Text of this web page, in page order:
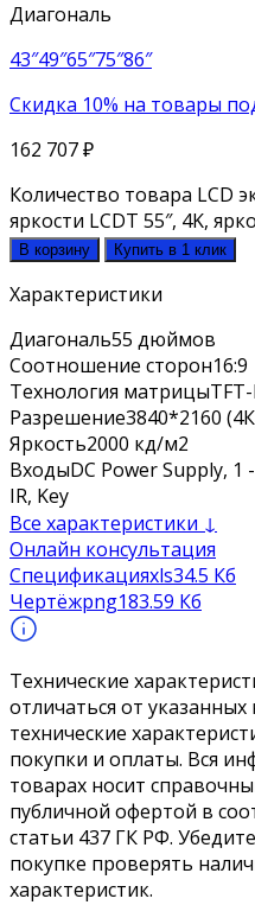
Диагональ
43″49″65″75″86″
Скидка 10% на товары
162 707₽
Количество товара LCD
яркости LCDT 55″, 4K,
В корзину Купить в 1 клик
Характеристики
Диагональ55 дюймов
Соотношение сторон16:9
Технология матрицы
Разрешение3840*2160
Яркость2000 кд/м2
ВходыDC Power Supply, 1
IR, Key
Все характеристики ↓
Онлайн консультация
Спецификацияxls34.5 Кб
Чертёжpng183.59 Кб
Технические
отличаться от указанных
технические
покупки и оплаты. Вся
товарах носит
публичной офертой в
статьи 437 ГК РФ.
покупке проверять
характеристик.